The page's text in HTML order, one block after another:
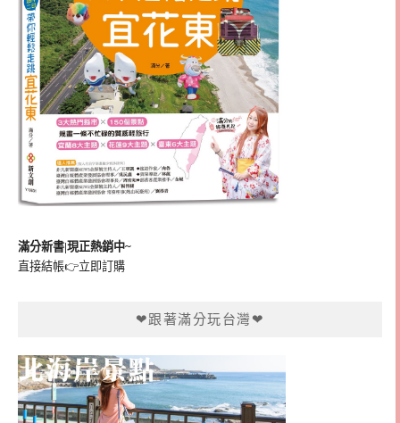
滿分新書|現正熱銷中~
直接結帳👉立即訂購
❤跟著滿分玩台灣❤